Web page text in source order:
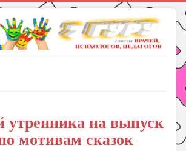
утренника на выпуск
мотивам сказок